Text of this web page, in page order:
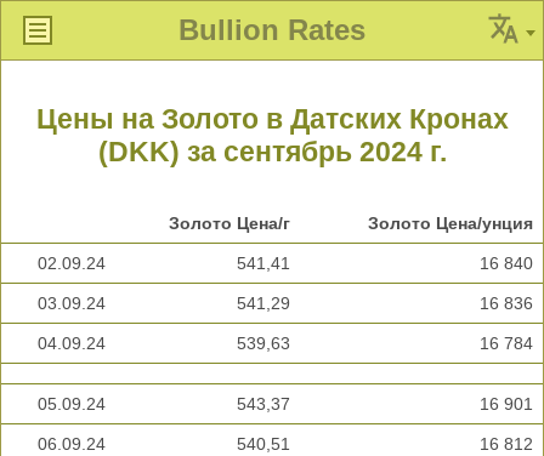
Bullion Rates
Цены на Золото в Датских Кронах
(DKK) за сентябрь 2024 г.
Золото Цена/г Золото Цена/унция
02.09.24 541,41 16 840
03.09.24 541,29 16 836
04.09.24 539,63 16 784
05.09.24 543,37 16 901
06.09.24 540,51 16 812